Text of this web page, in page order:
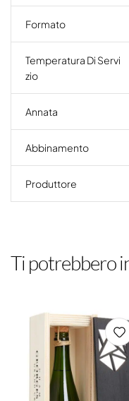
Formato
Temperatura Di Servi
Zio
Annata
Abbinamento
Produttore
Ti potrebbero